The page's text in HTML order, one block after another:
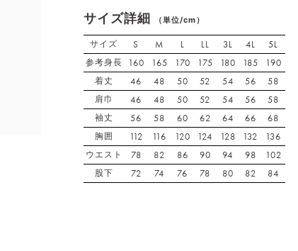
サイズ詳細 （単位/cm）
サイズ S M L LL 3L 4L 5L
参考身長 160 165 170 175 180 185 190
着丈 46 48 50 52 54 56 58
肩巾 46 48 50 52 54 56 58
袖丈 56 58 60 62 64 66 68
胸囲 112 116 120 124 128 132 136
ウエスト 78 82 86 90 94 98 102
股下 72 74 76 78 80 82 84